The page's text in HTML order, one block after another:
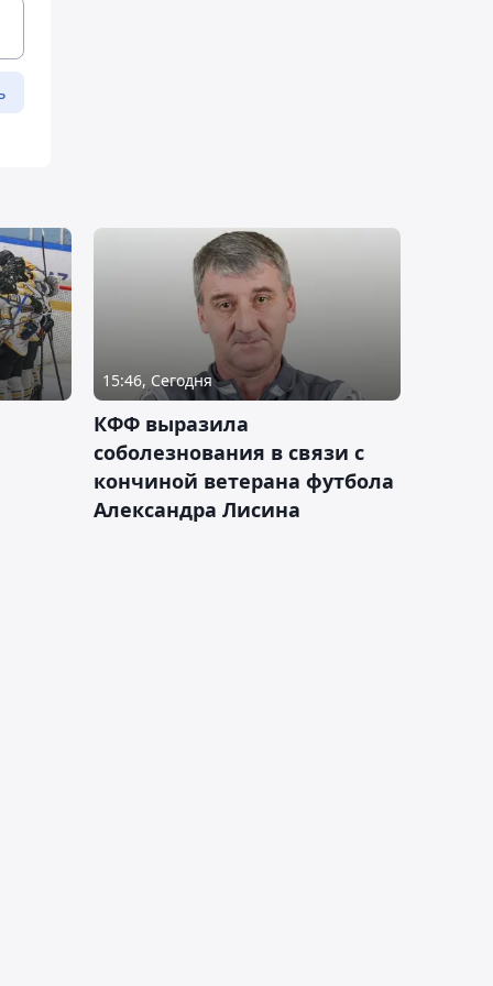
15:46, Сегодня
КФФ выразила
соболезнования в связи с
кончиной ветерана футбола
Александра Лисина